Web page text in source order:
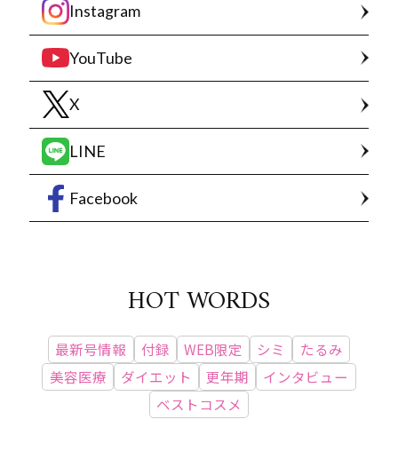
Instagram
YouTube
X
LINE
Facebook
HOT WORDS
最新号情報 付録 WEB限定 シミ
たるみ
美容医療
ダイエット 更年期
インタビュー
ベストコスメ